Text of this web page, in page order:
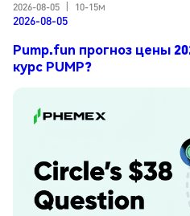
2026-08-05
10-15м
2026-08-05
Pump.fun прогноз цены
курс PUMP?